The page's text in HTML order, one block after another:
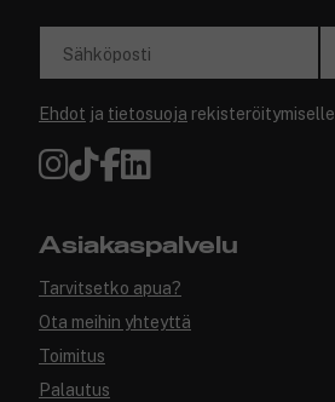
Sähköposti
Ehdot ja tietosuoja rekisteröitymiselle
Asiakaspalvelu
Tarvitsetko apua?
Ota meihin yhteyttä
Toimitus
Palautus